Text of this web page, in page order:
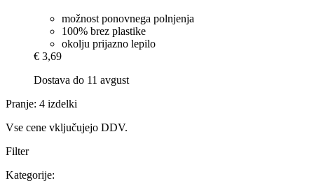
možnost ponovnega polnjenja
100% brez plastike
okolju prijazno lepilo
€ 3,69
Dostava do 11 avgust
Pranje: 4 izdelki
Vse cene vključujejo DDV.
Filter
Kategorije: